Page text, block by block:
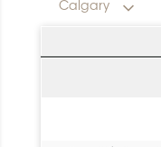
Calgary